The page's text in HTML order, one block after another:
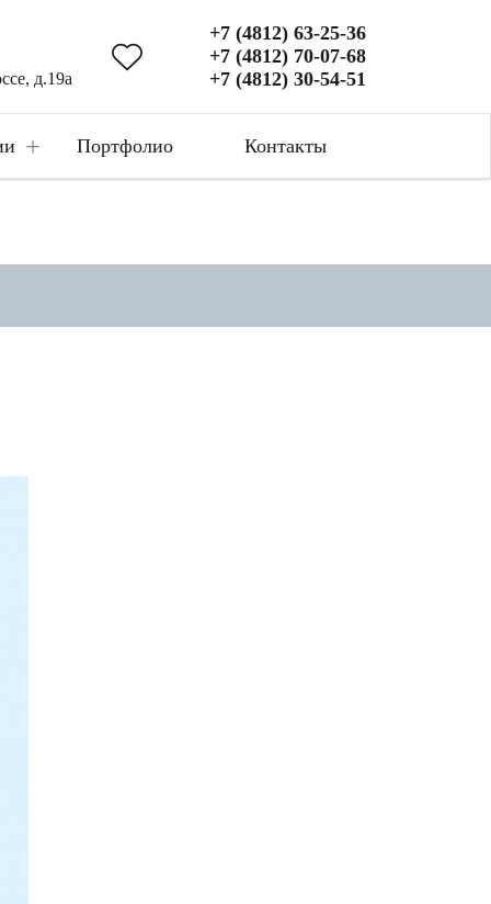
д.19а
+7 (4812) 63-25-36
+7 (4812) 70-07-68
+7 (4812) 30-54-51
+ Портфолио Контакты